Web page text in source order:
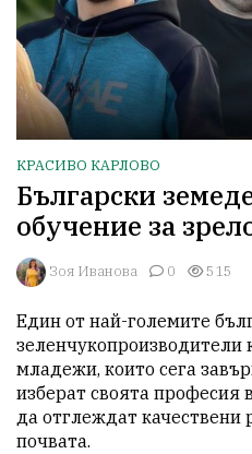
КРАСИВО КАРЛОВО
Български
обучение за
Зоя Иванова 0 515
Един от най-големите
зеленчукопроизводители
младежи, които сега
изберат своята професия
да отглеждат качествени
почвата.